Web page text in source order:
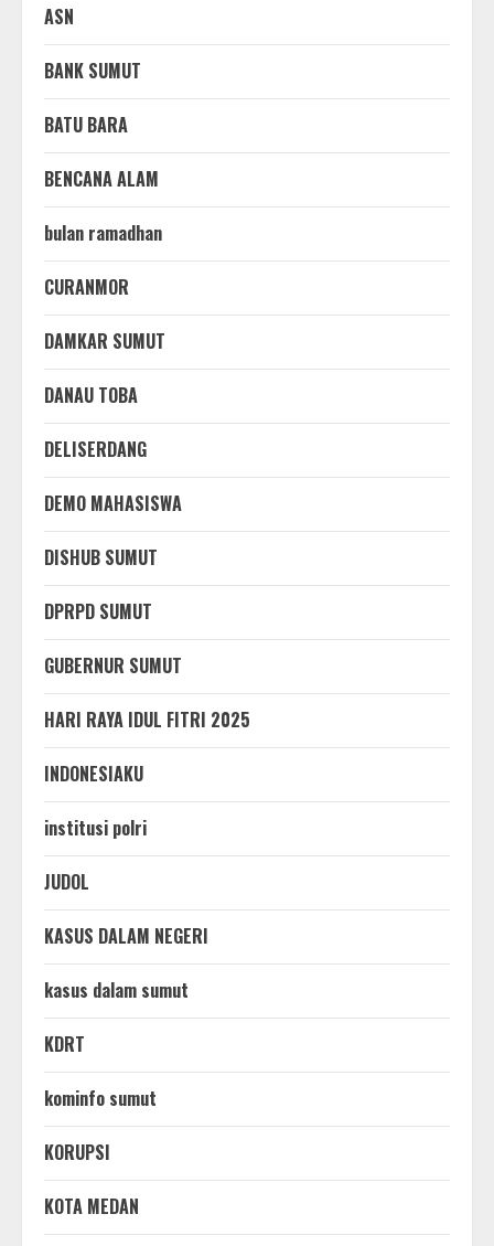
ASN
BANK SUMUT
BATU BARA
BENCANA ALAM
bulan ramadhan
CURANMOR
DAMKAR SUMUT
DANAU TOBA
DELISERDANG
DEMO MAHASISWA
DISHUB SUMUT
DPRPD SUMUT
GUBERNUR SUMUT
HARI RAYA IDUL FITRI 2025
INDONESIAKU
institusi polri
JUDOL
KASUS DALAM NEGERI
kasus dalam sumut
KDRT
kominfo sumut
KORUPSI
KOTA MEDAN